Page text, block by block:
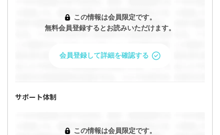
この情報は会員限定です。
無料会員登録するとお読みいただけます。
会員登録して詳細を確認する
サポート体制
この情報は会員限定です。